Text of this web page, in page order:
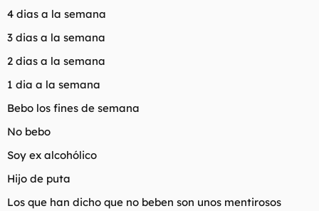
e
t
e
m
a
c
o
4 dias a la semana
3 dias a la semana
2 dias a la semana
1 dia a la semana
Bebo los fines de semana
No bebo
Soy ex alcohólico
Hijo de puta
Los que han dicho que no beben son unos mentirosos